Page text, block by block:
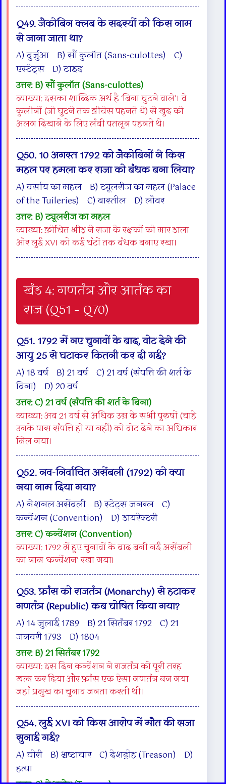
Q49. जैकोबिन क्लब के सदस्यों को किस नाम
से जाना जाता था?
A) बुर्जुआ B) सौं कुलॉत (Sans-culottes) C)
एस्टेट्स D) टाइद
उत्तर: B) सौं कुलॉत (Sans-culottes)
व्याख्या: इसका शाब्दिक अर्थ है ‘बिना घुटने वाले’। वे
कुलीनों (जो घुटने तक ब्रीचेस पहनते थे) से खुद को
अलग दिखाने के लिए लंबी पतलून पहनते थे।
Q50. 10 अगस्त 1792 को जैकोबिनों ने किस
महल पर हमला कर राजा को बंधक बना लिया?
A) वर्साय का महल B) ट्यूलरीज का महल (Palace
of the Tuileries) C) बास्तील D) लौवर
उत्तर: B) ट्यूलरीज का महल
व्याख्या: क्रोधित भीड़ ने राजा के रक्षकों को मार डाला
और लुई XVI को कई घंटों तक बंधक बनाए रखा।
खंड 4: गणतंत्र और आतंक का
राज (Q51 – Q70)
Q51. 1792 में नए चुनावों के बाद, वोट देने की
आयु 25 से घटाकर कितनी कर दी गई?
A) 18 वर्ष B) 21 वर्ष C) 21 वर्ष (संपत्ति की शर्त के
बिना) D) 20 वर्ष
उत्तर: C) 21 वर्ष (संपत्ति की शर्त के बिना)
व्याख्या: अब 21 वर्ष से अधिक उम्र के सभी पुरुषों (चाहे
उनके पास संपत्ति हो या नहीं) को वोट देने का अधिकार
मिल गया।
Q52. नव-निर्वाचित असेंबली (1792) को क्या
नया नाम दिया गया?
A) नेशनल असेंबली B) स्टेट्स जनरल C)
कन्वेंशन (Convention) D) डायरेक्टरी
उत्तर: C) कन्वेंशन (Convention)
व्याख्या: 1792 में हुए चुनावों के बाद बनी नई असेंबली
का नाम ‘कन्वेंशन’ रखा गया।
Q53. फ्रांस को राजतंत्र (Monarchy) से हटाकर
गणतंत्र (Republic) कब घोषित किया गया?
A) 14 जुलाई 1789 B) 21 सितंबर 1792 C) 21
जनवरी 1793 D) 1804
उत्तर: B) 21 सितंबर 1792
व्याख्या: इस दिन कन्वेंशन ने राजतंत्र को पूरी तरह
खत्म कर दिया और फ्रांस एक ऐसा गणतंत्र बन गया
जहां प्रमुख का चुनाव जनता करती थी।
Q54. लुई XVI को किस आरोप में मौत की सजा
सुनाई गई?
A) चोरी B) भ्रष्टाचार C) देशद्रोह (Treason) D)
हत्या